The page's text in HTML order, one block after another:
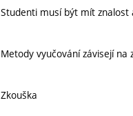
Studenti musí být mít
Metody vyučování závisejí na
Zkouška